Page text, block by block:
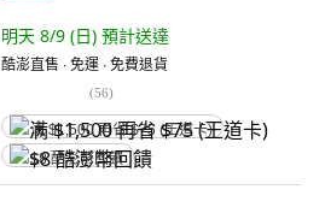
明天 8/9 (日) 預計送達
酷澎直售 ∙ 免運 ∙ 免費退貨
(56)
满 $1,500 再省 $75 (王道卡)
$8 酷澎幣回饋